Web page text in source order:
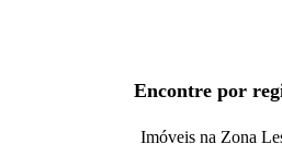
Encontre por
Imóveis na Zona